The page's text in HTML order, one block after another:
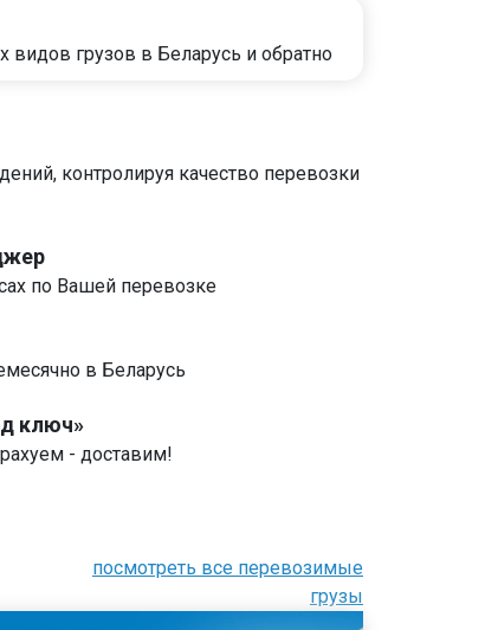
видов грузов в Беларусь и обратно
контролируя качество перевозки
по Вашей перевозке
в Беларусь
ключ»
- доставим!
посмотреть все перевозимые
грузы